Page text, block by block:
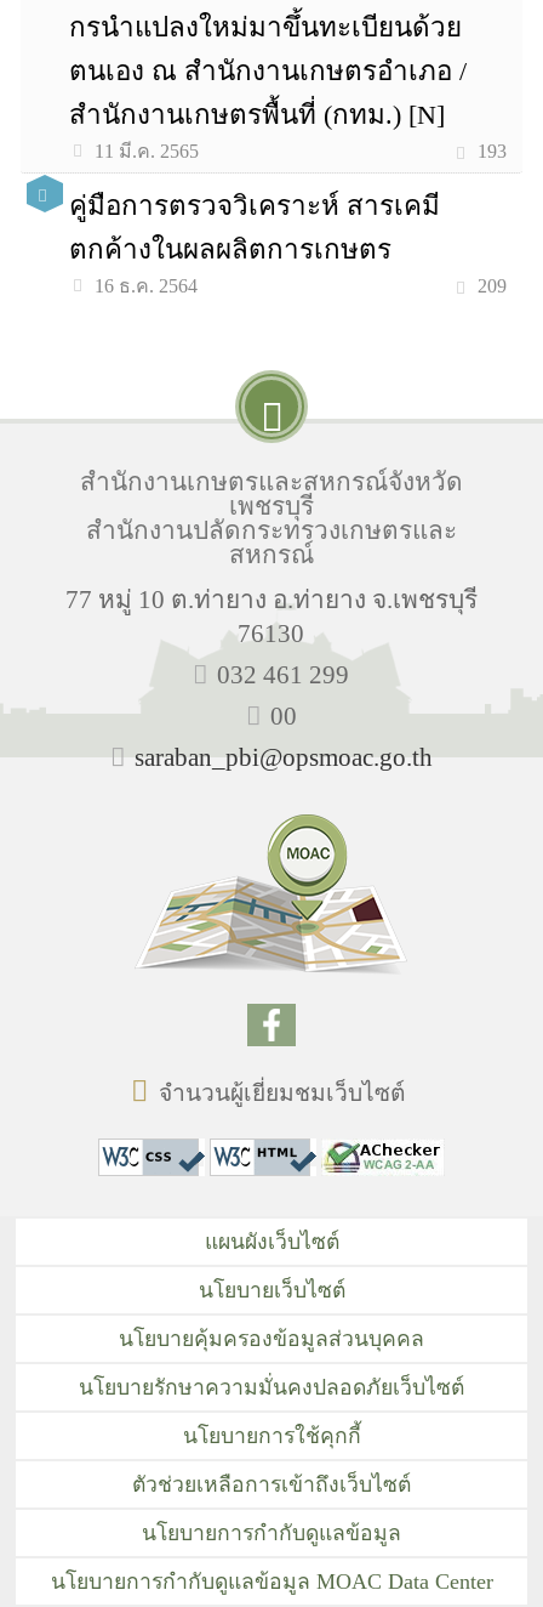
กรนําแปลงใหม่มาขึ้นทะเบียนด้วย
ตนเอง ณ สำนักงานเกษตรอําเภอ /
สำนักงานเกษตรพื้นที่ (กทม.) [N]
11 มี.ค. 2565 193
คู่มือการตรวจวิเคราะห์ สารเคมี
ตกค้างในผลผลิตการเกษตร
16 ธ.ค. 2564 209
สำนักงานเกษตรและสหกรณ์จังหวัด
เพชรบุรี
สำนักงานปลัดกระทรวงเกษตรและ
สหกรณ์
77 หมู่ 10 ต.ท่ายาง อ.ท่ายาง จ.เพชรบุรี
76130
032 461 299
00
saraban_pbi@opsmoac.go.th
จำนวนผู้เยี่ยมชมเว็บไซต์
แผนผังเว็บไซต์
นโยบายเว็บไซต์
นโยบายคุ้มครองข้อมูลส่วนบุคคล
นโยบายรักษาความมั่นคงปลอดภัยเว็บไซต์
นโยบายการใช้คุกกี้
ตัวช่วยเหลือการเข้าถึงเว็บไซต์
นโยบายการกำกับดูแลข้อมูล
นโยบายการกำกับดูแลข้อมูล MOAC Data Center